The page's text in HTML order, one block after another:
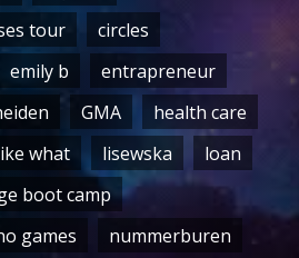
tour
circles
emily b
entrapreneur
GMA
health care
what lisewska
loan
boot camp
games nummerburen